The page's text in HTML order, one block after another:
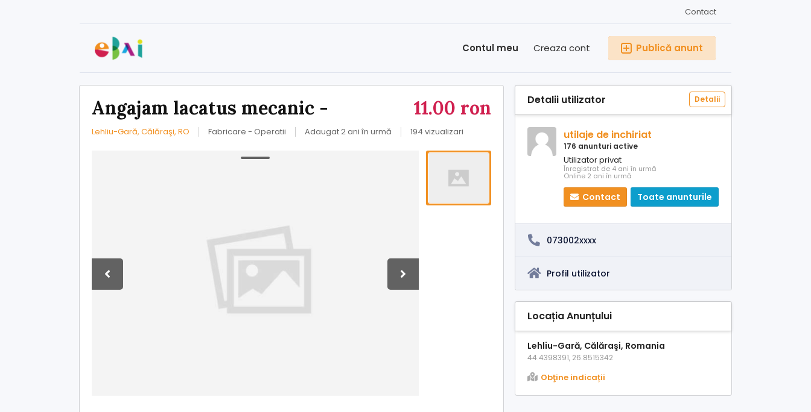
Contact
Publică anunt
Creaza cont
Contul meu
11.00 ron
Angajam lacatus mecanic -
Lehliu-Gară, Călăraşi, RO Fabricare - Operatii Adaugat 2 ani în urmă 194 vizualizari
Detalii utilizator Detalii
utilaje de inchiriat
176 anunturi active
Utilizator privat
Înregistrat de 4 ani în urmă
Online 2 ani în urmă
Contact Toate anunturile
073002xxxx
Profil utilizator
Locația Anunțului
Lehliu-Gară, Călăraşi, Romania
44.4398391, 26.8515342
Obţine indicații